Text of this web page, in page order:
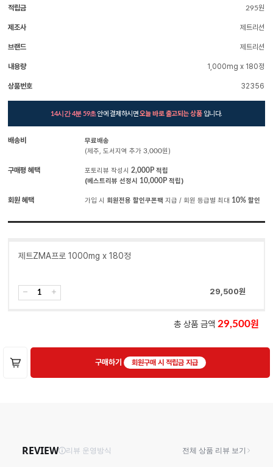
적립금 295원
제조사 제트리션
브랜드 제트리션
내용량 1,000mg x 180정
상품번호 32356
14시간 4분 57초안에 결제하시면오늘 바로 출고되는 상품입니다.
배송비
무료배송
(제주, 도서지역 추가 3,000원)
구매평 혜택 포토리뷰 작성시 2,000P적립
(베스트리뷰 선정시 10,000P적립)
회원 혜택 가입 시 회원전용 할인쿠폰팩 지급 / 회원 등급별 최대 10%할인
제트ZMA프로 1000mg x 180정
29,500원
총 상품 금액 29,500
구매하기 회원구매 시 적립금 지급